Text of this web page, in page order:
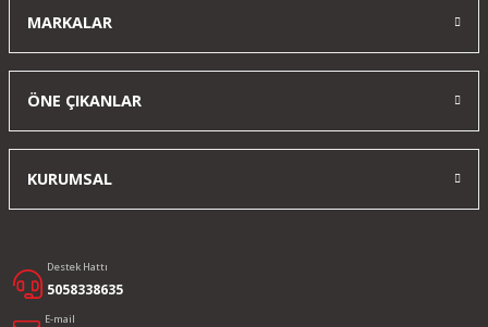
MARKALAR
ÖNE ÇIKANLAR
KURUMSAL
Destek Hattı
5058338635
E-mail